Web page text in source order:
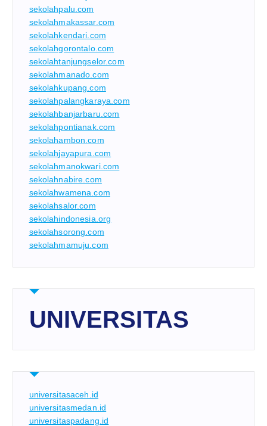
sekolahpalu.com
sekolahmakassar.com
sekolahkendari.com
sekolahgorontalo.com
sekolahtanjungselor.com
sekolahmanado.com
sekolahkupang.com
sekolahpalangkaraya.com
sekolahbanjarbaru.com
sekolahpontianak.com
sekolahambon.com
sekolahjayapura.com
sekolahmanokwari.com
sekolahnabire.com
sekolahwamena.com
sekolahsalor.com
sekolahindonesia.org
sekolahsorong.com
sekolahmamuju.com
UNIVERSITAS
universitasaceh.id
universitasmedan.id
universitaspadang.id